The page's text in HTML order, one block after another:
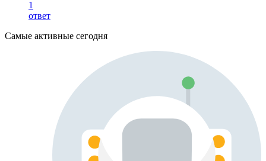
1
ответ
Самые активные сегодня